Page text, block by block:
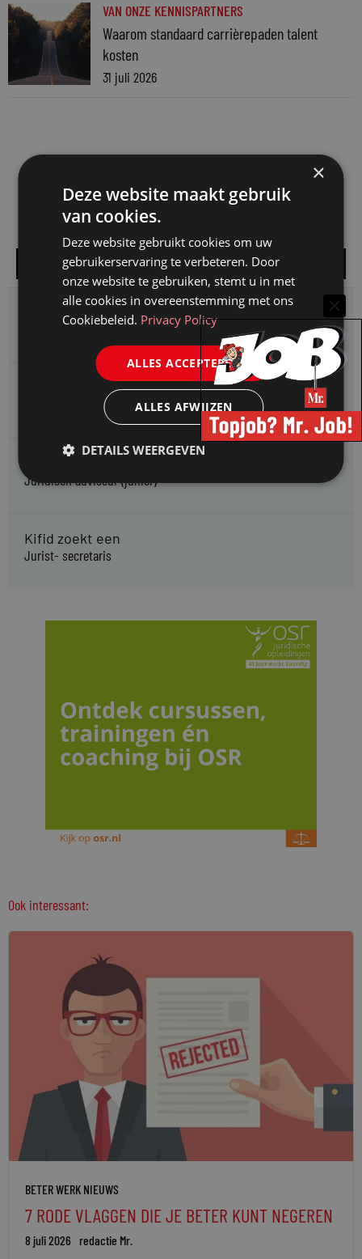
VAN ONZE KENNISPARTNERS
Waarom standaard carrièrepaden talent
kosten
31 juli 2026
Alle vacatures
HMP zoekt een
Jurist Arbeidsrecht
Gemeente Meppel zoekt een
Juridisch Adviseur
Juridisch adviseur (junior)
Kifid zoekt een
Jurist- secretaris
Ook interessant:
BETER WERK NIEUWS
7 RODE VLAGGEN DIE JE BETER KUNT NEGEREN
8 juli 2026 redactie Mr.
×
Deze website maakt gebruik
van cookies.
Deze website gebruikt cookies om uw
gebruikerservaring te verbeteren. Door
onze website te gebruiken, stemt u in met
alle cookies in overeenstemming met ons
Cookiebeleid. Privacy Policy
ALLES ACCEPTEREN
ALLES AFWIJZEN
DETAILS WEERGEVEN